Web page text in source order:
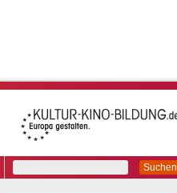
Suchen